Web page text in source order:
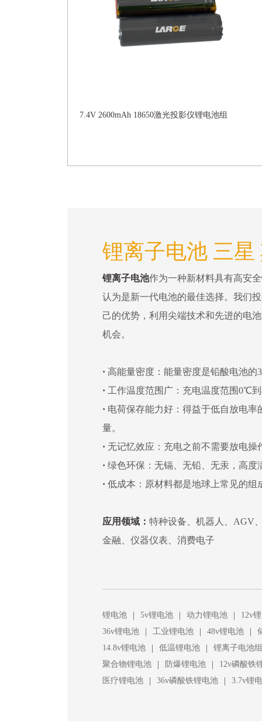
7.4V 2600mAh 18650激光投影仪锂电池组
锂离子电池 三星
锂离子电池作为一种新材料具有高安
认为是新一代电池的最佳选择。我们
己的优势，利用尖端技术和先进的电
机会。
· 高能量密度：能量密度是铅酸电池的
· 工作温度范围广：充电温度范围0℃
· 电荷保存能力好：得益于低自放电
量。
· 无记忆效应：充电之前不需要放电操
· 绿色环保：无镉、无铅、无汞，高度
· 低成本：原材料都是地球上常见的组
应用领域： 特种设备、机器人、AGV
金融、仪器仪表、消费电子
锂电池 | 5v锂电池 | 动力锂电池 |
12v
36v锂电池
| 工业锂电池 | 48v锂电池 |
14.8v锂电池
| 低温锂电池 |
锂离子电池组
聚合物锂电池
| 防爆锂电池 |
12v磷酸铁
医疗锂电池
| 36v磷酸铁锂电池 | 3.7v锂